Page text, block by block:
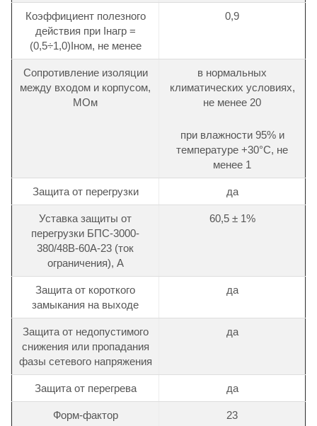
Коэффициент полезного
действия при Iнагр =
(0,5÷1,0)Iном, не менее
0,9
Сопротивление изоляции
между входом и корпусом,
МОм
в нормальных
климатических условиях,
не менее 20
при влажности 95% и
температуре +30°С, не
менее 1
Защита от перегрузки да
Уставка защиты от
перегрузки БПС-3000-
380/48В-60А-23 (ток
ограничения), А
60,5 ± 1%
Защита от короткого
замыкания на выходе
да
Защита от недопустимого
снижения или пропадания
фазы сетевого напряжения
да
Защита от перегрева да
Форм-фактор 23